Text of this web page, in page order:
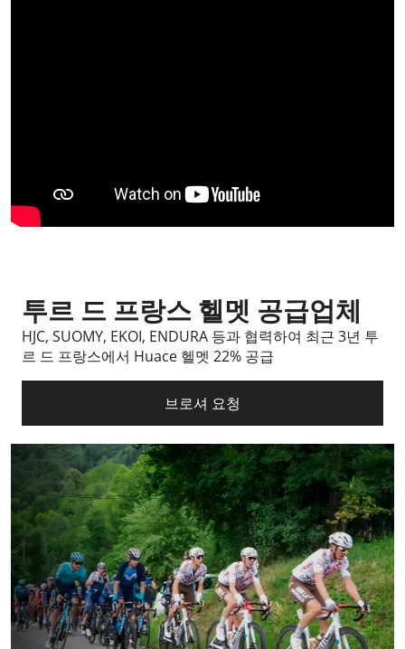
투르 드 프랑스 헬멧 공급업체
HJC, SUOMY, EKOI, ENDURA 등과 협력하여 최근 3년 투
르 드 프랑스에서 Huace 헬멧 22% 공급
브로셔 요청